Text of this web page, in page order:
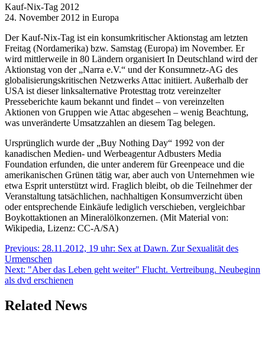
Kauf-Nix-Tag 2012
24. November 2012 in Europa
Der Kauf-Nix-Tag ist ein konsumkritischer Aktionstag am letzten
Freitag (Nordamerika) bzw. Samstag (Europa) im November. Er
wird mittlerweile in 80 Ländern organisiert In Deutschland wird der
Aktionstag von der „Narra e.V.“ und der Konsumnetz-AG des
globalisierungskritischen Netzwerks Attac initiiert. Außerhalb der
USA ist dieser linksalternative Protesttag trotz vereinzelter
Presseberichte kaum bekannt und findet – von vereinzelten
Aktionen von Gruppen wie Attac abgesehen – wenig Beachtung,
was unveränderte Umsatzzahlen an diesem Tag belegen.
Ursprünglich wurde der „Buy Nothing Day“ 1992 von der
kanadischen Medien- und Werbeagentur Adbusters Media
Foundation erfunden, die unter anderem für Greenpeace und die
amerikanischen Grünen tätig war, aber auch von Unternehmen wie
etwa Esprit unterstützt wird. Fraglich bleibt, ob die Teilnehmer der
Veranstaltung tatsächlichen, nachhaltigen Konsumverzicht üben
oder entsprechende Einkäufe lediglich verschieben, vergleichbar
Boykottaktionen an Mineralölkonzernen. (Mit Material von:
Wikipedia, Lizenz: CC-A/SA)
Beitragsnavigation
Previous: 28.11.2012, 19 uhr: Sex at Dawn. Zur Sexualität des
Urmenschen
Next: "Aber das Leben geht weiter" Flucht. Vertreibung. Neubeginn
als dvd erschienen
Related News